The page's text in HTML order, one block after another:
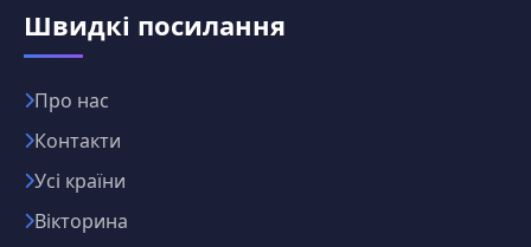
Швидкі посилання
Про нас
Контакти
Усі країни
Вікторина